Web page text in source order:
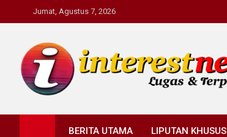
to
Jumat, Agustus 7, 2026
Interestnews.or.id
BERITA UTAMA LIPUTAN KHUSUS